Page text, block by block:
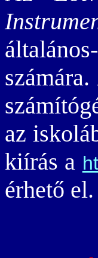
az
kiírás a
érhető el.